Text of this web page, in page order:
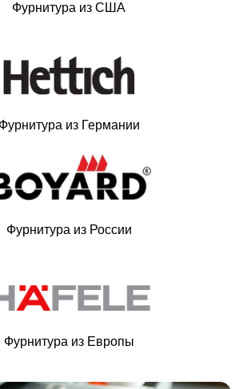
Фурнитура из США
Фурнитура из Германии
Фурнитура из России
Фурнитура из Европы